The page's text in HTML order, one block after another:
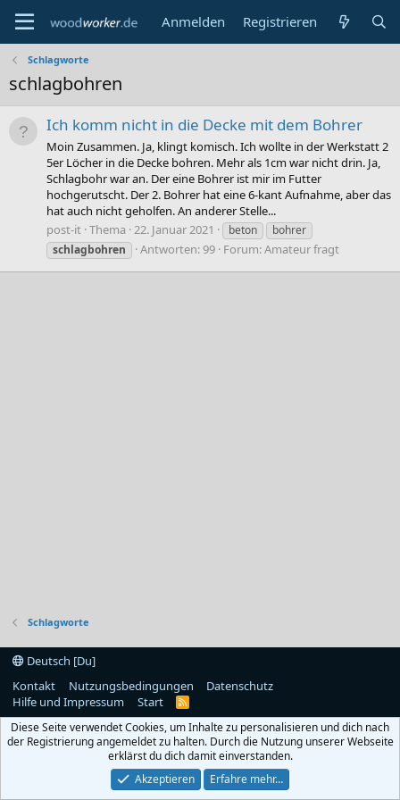
Anmelden Registrieren
Schlagworte
schlagbohren
Ich komm nicht in die Decke mit dem Bohrer
Moin Zusammen. Ja, klingt komisch. Ich wollte in der Werkstatt 2
5er Löcher in die Decke bohren. Mehr als 1cm war nicht drin. Ja,
Schlagbohr war an. Der eine Bohrer ist mir im Futter
hochgerutscht. Der 2. Bohrer hat eine 6-kant Aufnahme, aber das
hat auch nicht geholfen. An anderer Stelle...
post-it Thema 22. Januar 2021 beton
bohrer
schlagbohren
Antworten: 99 Forum:Amateur fragt
Schlagworte
Deutsch [Du]
Kontakt
Nutzungsbedingungen
Datenschutz
Hilfe und Impressum
Start
R
S
Diese Seite verwendet Cookies, um Inhalte zu personalisieren und dich nach
der Registrierung angemeldet zu halten. Durch die Nutzung unserer Webseite
erklärst du dich damit einverstanden.
Akzeptieren
Erfahre mehr…